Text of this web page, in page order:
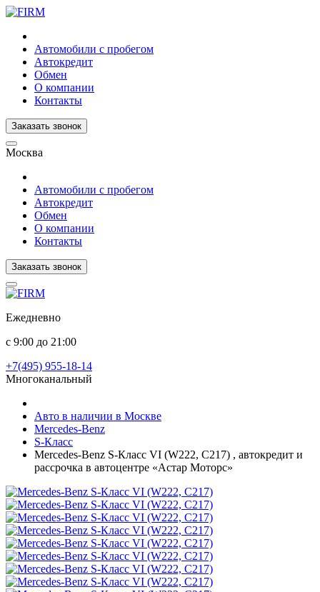
Автомобили с пробегом
Автокредит
Обмен
О компании
Контакты
Заказать звонок
Москва
Автомобили с пробегом
Автокредит
Обмен
О компании
Контакты
Заказать звонок
Ежедневно
с 9:00 до 21:00
+7(495) 955-18-14
Многоканальный
Авто в наличии в Москве
Mercedes-Benz
S-Класс
Mercedes-Benz S-Класс VI (W222, C217) , автокредит и
рассрочка в автоцентре «Астар Моторс»